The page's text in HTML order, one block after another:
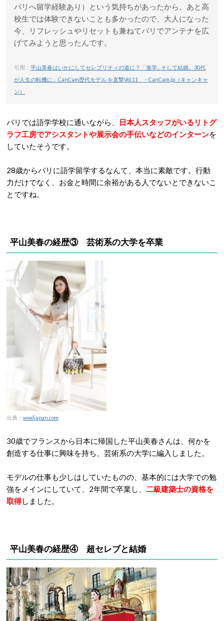
パリへ留学経験あり）という気持ちがあったから。あと高
校生では体験できないことも多かったので、大人になった
今、リフレッシュやリセットも兼ねてパリでアンテナを広
げてみようと思ったんです。
引用： 平山美春はいかにしてセレブリティの道に？「進学…そして結婚。30代
が人生の転機に」CanCam歴代モデル を直撃Vol.11 – CanCam.jp（キャンキャ
ン）
パリでは語学学校に通いながら、
日本人スタッフがいるリトグ
ラフ工房でアシスタントや展示会の手伝いなどのインターンを
していたそうです。
28歳からパリに語学留学するなんて、本当に素敵です。行動
力だけでなく、お金と時間に余裕がある人でないとできないこ
とですね。
平山美春の経歴③ 芸術系の大学を卒業
出典： wwdjapan.com
30歳でフランスから日本に帰国した平山美春さんは、何かを
創造する仕事に興味を持ち、芸術系の大学に編入しました。
モデルの仕事も少しはしていたものの、基本的には大学での勉
強をメインにしていて、2年間で卒業し、 二級建築士の資格を
取得しました。
平山美春の経歴④ 超セレブと結婚